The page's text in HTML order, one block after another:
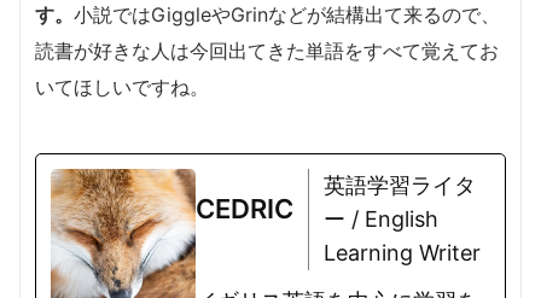
す。 小説ではGiggleやGrinなどが結構出て来るので、
読書が好きな人は今回出てきた単語をすべて覚えてお
いてほしいですね。
CEDRIC
英語学習ライタ
ー / English
Learning Writer